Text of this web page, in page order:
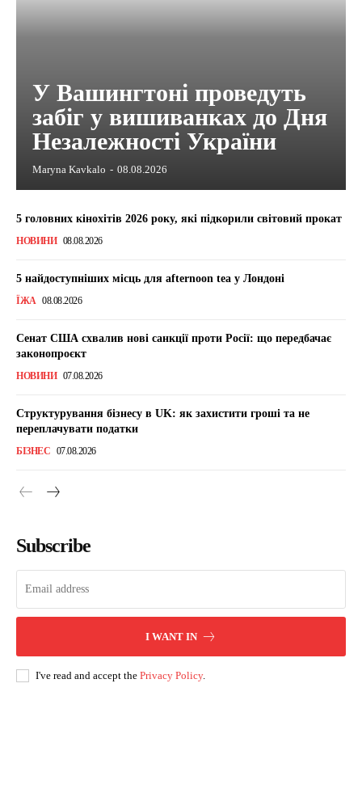
У Вашингтоні проведуть
забіг у вишиванках до Дня
Незалежності України
Maryna Kavkalo - 08.08.2026
5 головних кінохітів 2026 року, які підкорили світовий прокат
НОВИНИ 08.08.2026
5 найдоступніших місць для afternoon tea у Лондоні
ЇЖА 08.08.2026
Сенат США схвалив нові санкції проти Росії: що передбачає
законопроєкт
НОВИНИ 07.08.2026
Структурування бізнесу в UK: як захистити гроші та не
переплачувати податки
БІЗНЕС 07.08.2026
Subscribe
I WANT IN
I've read and accept the Privacy Policy.